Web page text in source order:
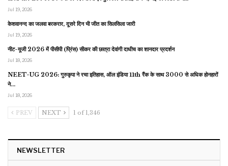
Jul 19, 2026
केशवानन्द का जलवा बरकरार, दूसरे दिन भी जीत का सिलसिला जारी
Jul 19, 2026
नीट-यूजी 2026 में पीसीपी (प्रिंस) सीकर की छात्रा देवांगी दाधीच का शानदार प्रदर्शन
Jul 18, 2026
NEET-UG 2026: गुरुकृपा ने रचा इतिहास, ऑल इंडिया 11th रैंक के साथ 3000 से अधिक होनहारों
ने…
Jul 18, 2026
PREV NEXT 1 of 1,346
NEWSLETTER